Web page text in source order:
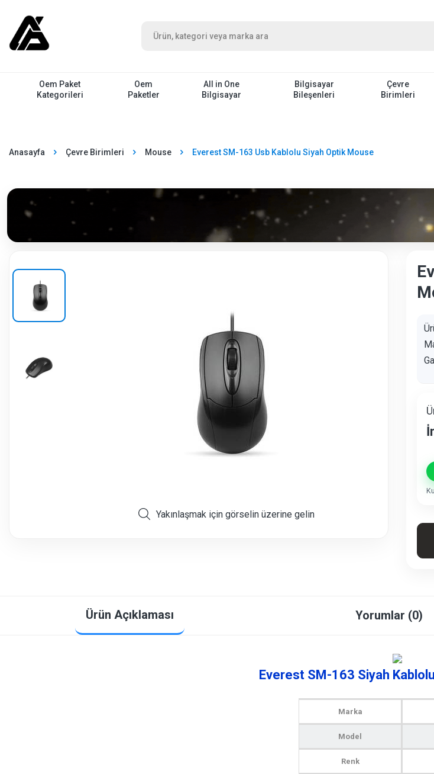
Oem Paket
Kategorileri
Oem
Paketler
All in One
Bilgisayar
Bilgisayar
Bileşenleri
Çevre
Birimleri
Anasayfa Çevre Birimleri Mouse Everest SM-163 Usb Kablolu Siyah Optik Mouse
Yakınlaşmak için görselin üzerine gelin
Ürün Açıklaması Yorumlar (0)
Everest SM-163 Siyah
Marka
Model
Renk